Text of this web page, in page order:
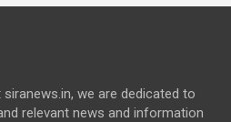
we are dedicated to
relevant news and information